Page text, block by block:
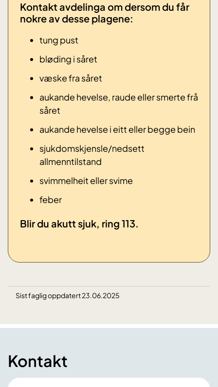
Kontakt avdelinga omdersom du får
nokre av desse plagene:
tung pust
bløding i såret
væske fra såret
aukande hevelse, raude eller smerte frå
såret
aukande hevelse i eitt eller begge bein
sjukdomskjensle/nedsett
allmenntilstand
svimmelheit eller svime
​feber
Blir du akutt sjuk, ring 113.
Sist faglig oppdatert 23.06.2025
Kontakt